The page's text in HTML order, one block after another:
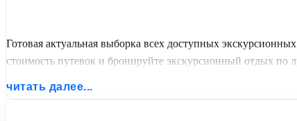
Готовая актуальная выборка всех доступных
стоимость путевок и бронируйте экскурсионный отдых по
читать далее...